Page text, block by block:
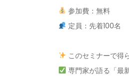
参加費：無料
定員：先着100名
このセミナーで得
専門家が語る「最